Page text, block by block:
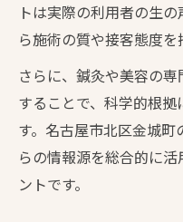
トは実際の利用者の生
ら施術の質や接客態度を
さらに、鍼灸や美容の
することで、科学的根
す。名古屋市北区金城
らの情報源を総合的に
ントです。